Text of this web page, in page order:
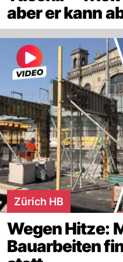
aber er kann
Zürich HB
Wegen Hitze:
Bauarbeiten